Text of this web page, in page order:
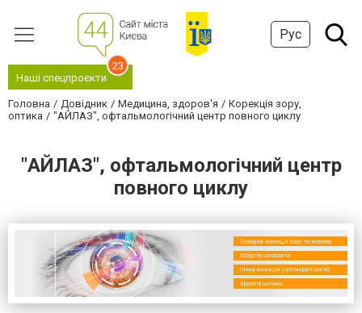
Рус
Наші спецпроєкти
23
Головна Довідник Медицина, здоров'я
Корекція зору,
оптика
"АЙЛАЗ", офтальмологічний центр повного циклу
"АЙЛАЗ", офтальмологічний центр
повного циклу